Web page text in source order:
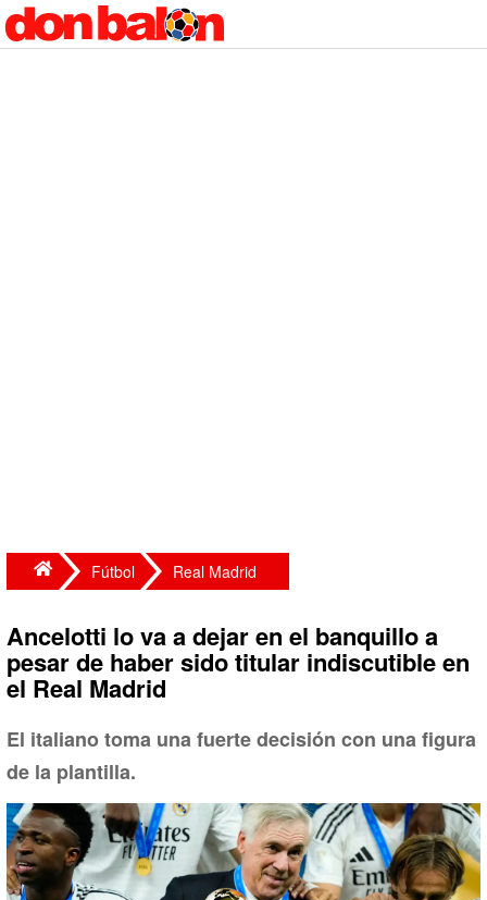
Fútbol Real Madrid
Ancelotti lo va a dejar en el banquillo a
pesar de haber sido titular indiscutible en
el Real Madrid
El italiano toma una fuerte decisión con una figura
de la plantilla.